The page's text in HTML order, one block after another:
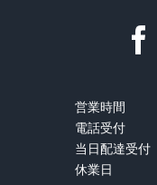
営業時間
電話受付
当日配達受付
休業日